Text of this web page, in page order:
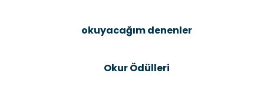
okuyacağım denenler
Okur Ödülleri